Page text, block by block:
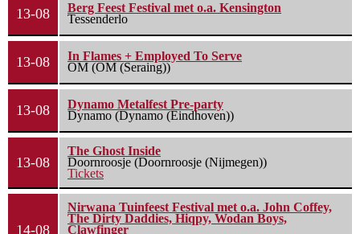
13-08
Berg Feest Festival met o.a. Kensington
Tessenderlo
13-08
In Flames + Employed To Serve
OM (OM (Seraing))
13-08
Dynamo Metalfest Pre-party
Dynamo (Dynamo (Eindhoven))
13-08
The Ghost Inside
Doornroosje (Doornroosje (Nijmegen))
Tickets
14-08
Nirwana Tuinfeest Festival met o.a. John Coffey,
The Dirty Daddies, Hiqpy, Wodan Boys,
Clawfinger